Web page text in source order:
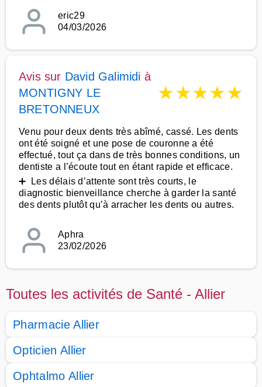
eric29
04/03/2026
Avis sur David Galimidi à
MONTIGNY LE
BRETONNEUX
★★★★★
Venu pour deux dents très abîmé, cassé. Les dents
ont été soigné et une pose de couronne a été
effectué, tout ça dans de très bonnes conditions, un
dentiste a l’écoute tout en étant rapide et efficace.
➕ Les délais d’attente sont très courts, le
diagnostic bienveillance cherche à garder la santé
des dents plutôt qu’à arracher les dents ou autres.
Aphra
23/02/2026
Toutes les activités de Santé - Allier
Pharmacie Allier
Opticien Allier
Ophtalmo Allier